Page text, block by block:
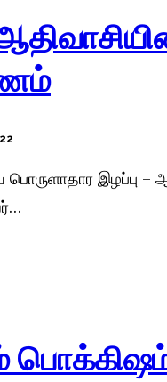
பொருளாதார